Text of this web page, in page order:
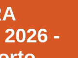
-